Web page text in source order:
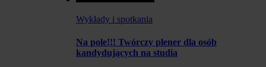
Wykłady i spotkania
Na pole!!! Twórczy plener dla osób
kandydujących na studia